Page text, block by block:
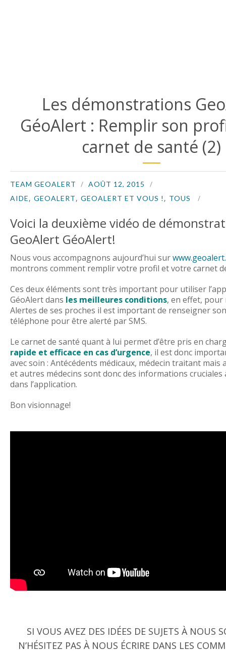
Les démonstrations
GéoAlert : Remplir son
carnet de santé (2)
TEAM GEOALERT
AOÛT 12, 2015
AIDE, GEOALERT, GEOALERT ET VOUS ! , TOUS
Voici la deuxième vidéo de
GeoAlert GéoAlert!
Nous vous accompagnons aujourd’hui sur
montrons comment remplir votre profil et votre carnet
Ces deux éléments sont très important pour utiliser
GéoAlert dans les meilleures conditions, en effet, pour
Alertes de ses proches il est important de renseigner
téléphone pour être alerté par SMS.
Le carnet de santé quant à lui permet d’être pris en
rapide et efficace en cas d’urgence, il est donc
avec soin : Antécédents médicaux, médecin traitant mais
et autres médecins sont donc des informations cruciales
dans l’application.
Bon visionnage!
SI VOUS AVEZ DES IDÉES DE SUJETS À NOUS
N’HÉSITEZ PAS À NOUS ÉCRIRE DANS LES